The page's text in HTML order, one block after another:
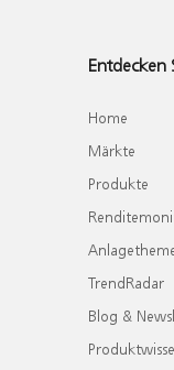
Entdecken
Home
Märkte
Produkte
TrendRadar
Blog &